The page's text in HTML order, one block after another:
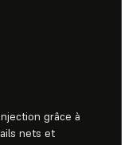
grâce à
nets et